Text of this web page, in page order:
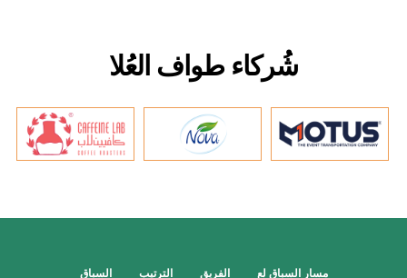
شُركاء طواف العُلا
مسار السباق لع الفريق الترتيب السباق